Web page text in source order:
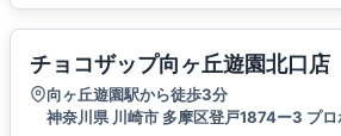
チョコザップ向ヶ丘遊園北口店
向ヶ丘遊園駅から徒歩3分
神奈川県 川崎市 多摩区登戸1874ー3 プロ